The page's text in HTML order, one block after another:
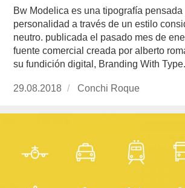
Bw Modelica es una tipografía
personalidad a través de un estilo
neutro. publicada el pasado mes de
fuente comercial creada por alberto
su fundición digital, Branding With Type.
Publicado
29.08.2018
https://
Conchi Roque